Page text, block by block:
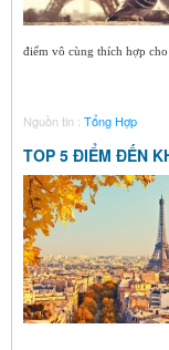
điểm vô cùng thích hợp
Nguồn tin : Tổng Hợp
TOP 5 ĐIỂM ĐẾN